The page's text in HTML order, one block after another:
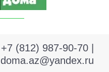
+7 (812) 987-90-70 |
doma.az@yandex.ru